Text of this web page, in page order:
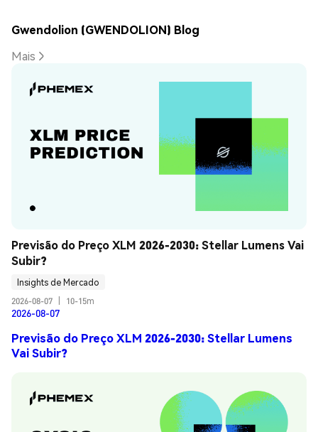
Gwendolion (GWENDOLION) Blog
Mais
Previsão do Preço XLM 2026-2030: Stellar Lumens Vai
Subir?
Insights de Mercado
2026-08-07
10-15m
2026-08-07
Previsão do Preço XLM 2026-2030: Stellar Lumens
Vai Subir?